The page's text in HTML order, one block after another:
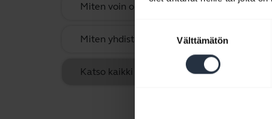
Välttämätön
Miten voin optimoida ääniasetukset
Miten yhdistän Jabra Sport Pace
Katso kaikki usein kysytyt kysymykset,